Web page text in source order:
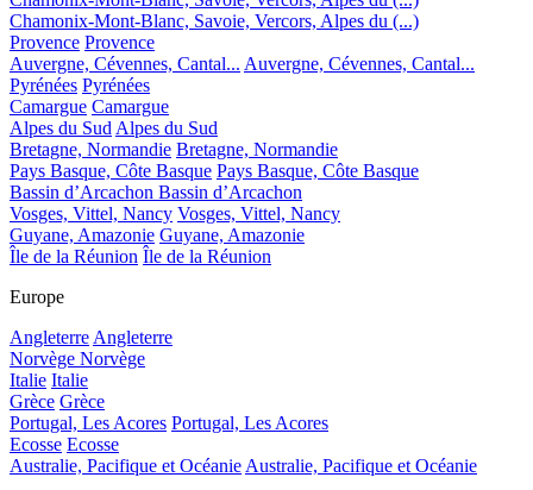
Chamonix-Mont-Blanc, Savoie, Vercors, Alpes du (...)
Provence Provence
Auvergne, Cévennes, Cantal... Auvergne, Cévennes, Cantal...
Pyrénées Pyrénées
Camargue Camargue
Alpes du SudAlpes du Sud
Bretagne, Normandie Bretagne, Normandie
Pays Basque, Côte Basque Pays Basque, Côte Basque
Bassin d’Arcachon Bassin d’Arcachon
Vosges, Vittel, Nancy Vosges, Vittel, Nancy
Guyane, Amazonie Guyane, Amazonie
Île de la Réunion Île de la Réunion
Europe
AngleterreAngleterre
Norvège Norvège
Italie Italie
Grèce Grèce
Portugal, Les Acores Portugal, Les Acores
Ecosse Ecosse
Australie, Pacifique et OcéanieAustralie, Pacifique et Océanie